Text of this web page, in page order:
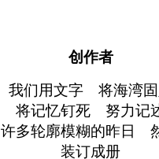
创作者
我们用文字 将海湾固
将记忆钉死 努力记
许多轮廓模糊的昨日
装订成册